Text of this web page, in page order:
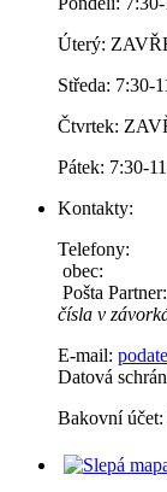
Úterý:
Středa: 7:30-
Čtvrtek:
Pátek: 7:30-
Kontakty:
Telefony:
obec:
Pošta
čísla v
E-mail:
Datová
Bakovní